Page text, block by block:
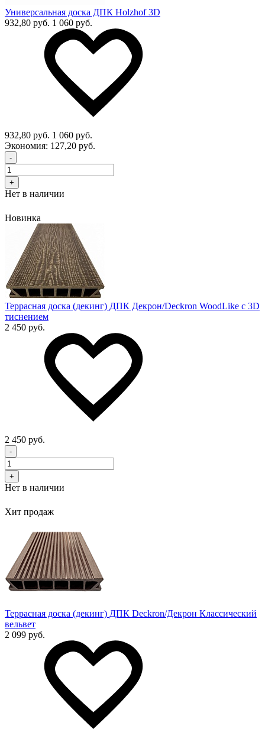
Универсальная доска ДПК Holzhof 3D
932,80 руб. 1 060 руб.
932,80 руб. 1 060 руб.
Экономия: 127,20 руб.
-
+
Нет в наличии
Новинка
Террасная доска (декинг) ДПК Декрон/Deckron WoodLike с 3D
тиснением
2 450 руб.
2 450 руб.
-
+
Нет в наличии
Хит продаж
Террасная доска (декинг) ДПК Deckron/Декрон Классический
вельвет
2 099 руб.